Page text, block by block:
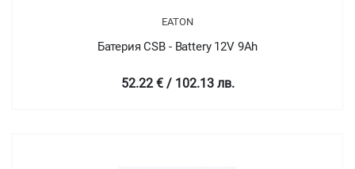
EATON
Батерия CSB - Battery 12V 9Ah
52.22 € / 102.13 лв.